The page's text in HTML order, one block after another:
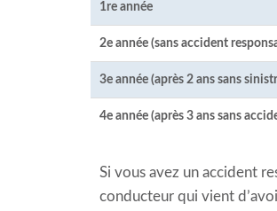
1re année
2e année (sans accident
3e année (après 2 ans sans
4e année (après 3 ans sans
Si vous avez un accident
conducteur qui vient